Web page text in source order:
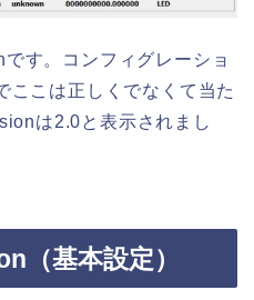
す。コンフィグレーショ
ここは正しくでなくて当た
は2.0と表示されまし
（基本設定）